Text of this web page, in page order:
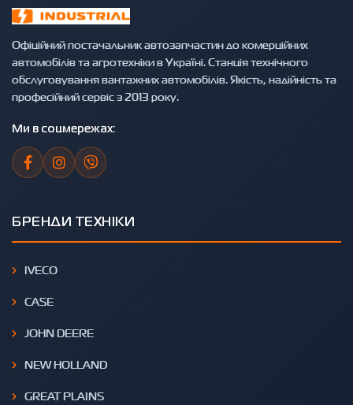
Офіційний постачальник автозапчастин до комерційних
автомобілів та агротехніки в Україні. Станція технічного
обслуговування вантажних автомобілів. Якість, надійність та
професійний сервіс з 2013 року.
Ми в соцмережах:
БРЕНДИ ТЕХНІКИ
IVECO
CASE
JOHN DEERE
NEW HOLLAND
GREAT PLAINS